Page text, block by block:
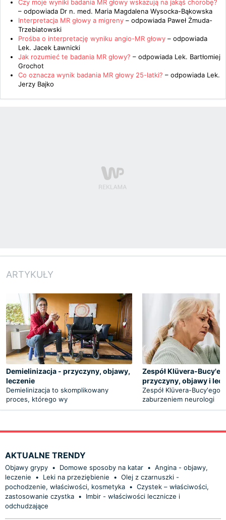
Czy moje wyniki badania MR głowy wskazują na jakąś chorobę?
– odpowiada Dr n. med. Maria Magdalena Wysocka-Bąkowska
Interpretacja MR głowy a migreny – odpowiada Paweł Żmuda-
Trzebiatowski
Prośba o interpretację wyniku angio-MR głowy – odpowiada
Lek. Jacek Ławnicki
Jak rozumieć te badania MR głowy? – odpowiada Lek. Bartłomiej
Grochot
Co oznacza wynik badania MR głowy 25-latki? – odpowiada Lek.
Jerzy Bajko
ARTYKUŁY
Demielinizacja - przyczyny, objawy,
leczenie
Demielinizacja to skomplikowany
proces, którego wy
Zespół Klüvera-
przyczyny, objawy i
Zespół Klüvera-Bucy'ego
zaburzeniem neurologi
AKTUALNE TRENDY
Objawy grypy • Domowe sposoby na katar • Angina - objawy,
leczenie
• Leki na przeziębienie • Olej z czarnuszki -
pochodzenie, właściwości, kosmetyka • Czystek – właściwości,
zastosowanie czystka •
Imbir - właściwości lecznicze i
odchudzające